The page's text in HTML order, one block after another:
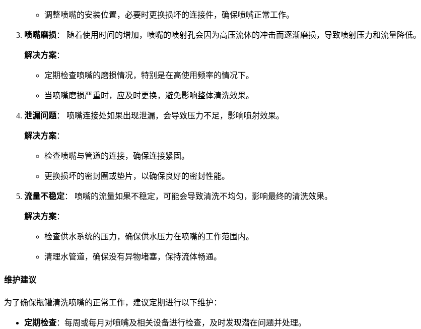
调整喷嘴的安装位置，必要时更换损坏的连接件，确保喷嘴正常工作。
喷嘴磨损 ： 随着使用时间的增加，喷嘴的喷射孔会因为高压流体的冲击而逐渐磨损，导致喷射压力和流量降低。
解决方案：
定期检查喷嘴的磨损情况，特别是在高使用频率的情况下。
当喷嘴磨损严重时，应及时更换，避免影响整体清洗效果。
泄漏问题： 喷嘴连接处如果出现泄漏，会导致压力不足，影响喷射效果。
解决方案：
检查喷嘴与管道的连接，确保连接紧固。
更换损坏的密封圈或垫片，以确保良好的密封性能。
流量不稳定： 喷嘴的流量如果不稳定，可能会导致清洗不均匀，影响最终的清洗效果。
解决方案：
检查供水系统的压力，确保供水压力在喷嘴的工作范围内。
清理水管道，确保没有异物堵塞，保持流体畅通。
维护建议
为了确保瓶罐清洗喷嘴的正常工作，建议定期进行以下维护：
定期检查：每周或每月对喷嘴及相关设备进行检查，及时发现潜在问题并处理。